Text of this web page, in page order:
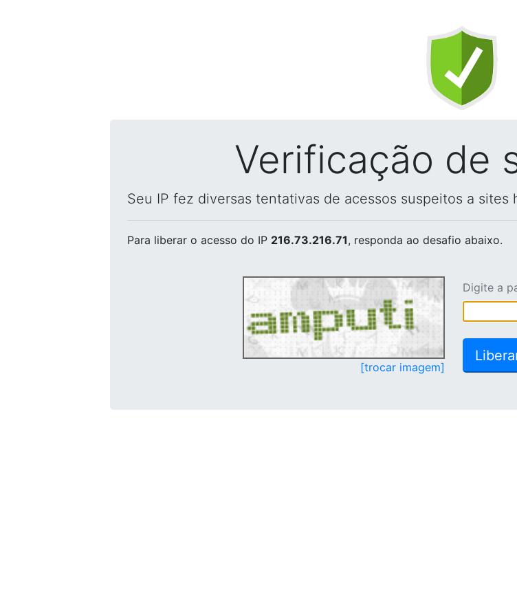
Verificação de
Seu IP fez diversas tentativas de acessos suspeitos a sites
Para liberar o acesso do IP 216.73.216.71, responda ao desafio abaixo.
[trocar imagem]
Digite a